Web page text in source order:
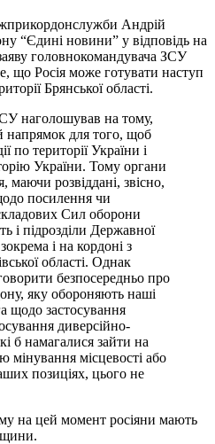
Андрій
“Єдині новини” у відповідь на
головнокомандувача ЗСУ
що Росія може готувати наступ
Брянської області.
наголошував на тому,
напрямок для того, щоб
по території України і
України. Тому органи
маючи розвіддані, звісно,
посилення чи
Сил оборони
і підрозділи Державної
і на кордоні з
області. Однак
безпосередньо про
яку обороняють наші
щодо застосування
диверсійно-
б намагалися зайти на
мінування місцевості або
позиціях, цього не
на цей момент росіяни мають